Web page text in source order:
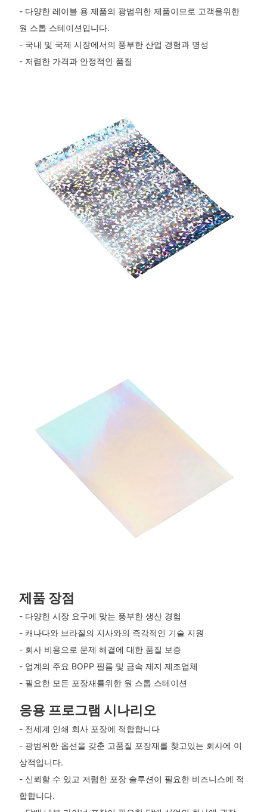
- 다양한 레이블 용 제품의 광범위한 제품이므로 고객을위한
원 스톱 스테이션입니다.
- 국내 및 국제 시장에서의 풍부한 산업 경험과 명성
- 저렴한 가격과 안정적인 품질
제품 장점
- 다양한 시장 요구에 맞는 풍부한 생산 경험
- 캐나다와 브라질의 지사와의 즉각적인 기술 지원
- 회사 비용으로 문제 해결에 대한 품질 보증
- 업계의 주요 BOPP 필름 및 금속 제지 제조업체
- 필요한 모든 포장재를위한 원 스톱 스테이션
응용 프로그램 시나리오
- 전세계 인쇄 회사 포장에 적합합니다
- 광범위한 옵션을 갖춘 고품질 포장재를 찾고있는 회사에 이
상적입니다.
- 신뢰할 수 있고 저렴한 포장 솔루션이 필요한 비즈니스에 적
합합니다.